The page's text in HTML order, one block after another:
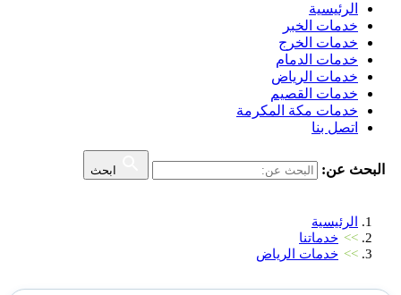
الرئيسية
خدمات الخبر
خدمات الخرج
خدمات الدمام
خدمات الرياض
خدمات القصيم
خدمات مكة المكرمة
اتصل بنا
البحث عن: ابحث
الرئيسية
>> خدماتنا
>> خدمات الرياض